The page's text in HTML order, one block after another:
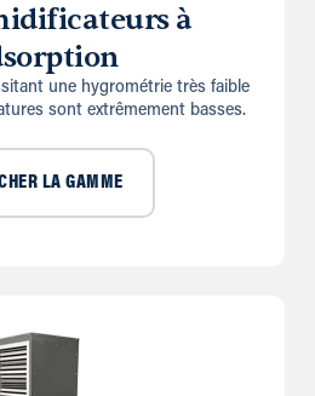
à
une hygrométrie très faible
sont extrêmement basses.
LA GAMME